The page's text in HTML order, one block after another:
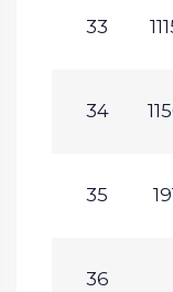
33
34
35
36